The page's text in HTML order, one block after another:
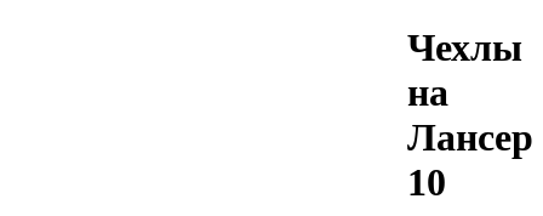
Чехлы
на
Лансер
10